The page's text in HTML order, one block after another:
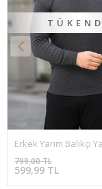
599,99 TL
799,00 TL